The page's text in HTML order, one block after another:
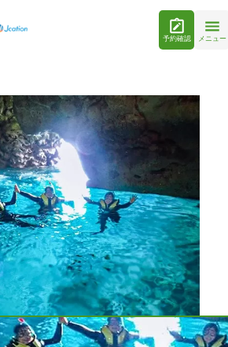
予約確認 メニュー